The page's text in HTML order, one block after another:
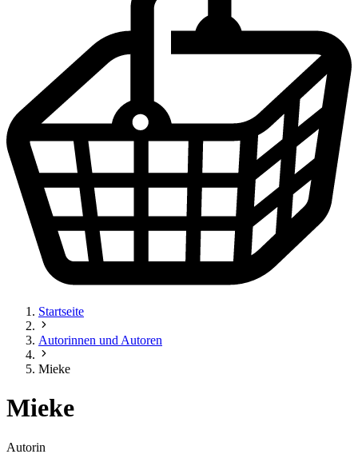
Startseite
Autorinnen und Autoren
Mieke
Mieke
Autorin